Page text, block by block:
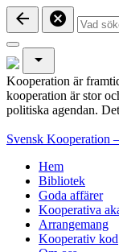
arrow_back cancel
arrow_drop_down
Kooperation är
kooperation är stor
politiska agendan.
Svensk Kooperation
Hem
Bibliotek
Goda affärer
Kooperativa
Arrangemang
Kooperativ kod